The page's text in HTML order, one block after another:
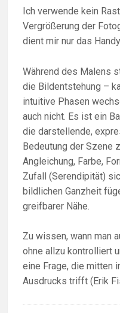
Ich verwende kein
Vergrößerung der
dient mir nur das
Während des Malens
die Bildentstehung –
intuitive Phasen
auch nicht. Es ist ein
die darstellende,
Bedeutung der Szene
Angleichung, Farbe,
Zufall (Serendipität)
bildlichen Ganzheit
greifbarer Nähe.
Zu wissen, wann man
ohne allzu kontrolliert
eine Frage, die mitten
Ausdrucks trifft (Erik